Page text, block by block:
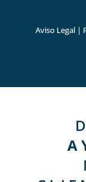
Aviso Legal |